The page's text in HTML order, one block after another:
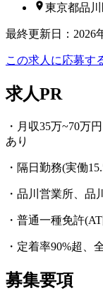
東京都品
最終更新日 ： 2026
この求人に応募す
求人PR
・月収35万~70万
あり
・隔日勤務(実働
・品川営業所、品
・普通一種免許
・定着率90%超、
募集要項